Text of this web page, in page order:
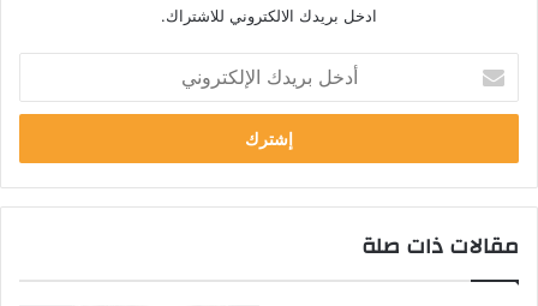
ادخل بريدك الالكتروني للاشتراك.
بريدك
الإلكتروني
مقالات ذات صلة